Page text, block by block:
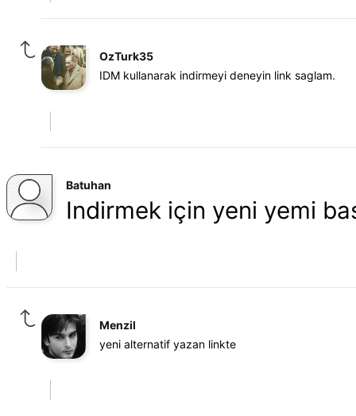
OzTurk35
IDM kullanarak indirmeyi deneyin link saglam.
Batuhan
Indirmek için yeni yemi
Menzil
yeni alternatif yazan linkte